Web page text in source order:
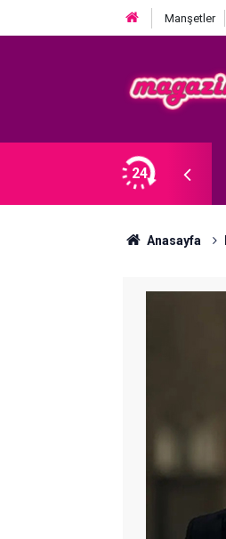
Manşetler
24
UĞURLADI!
Anasayfa